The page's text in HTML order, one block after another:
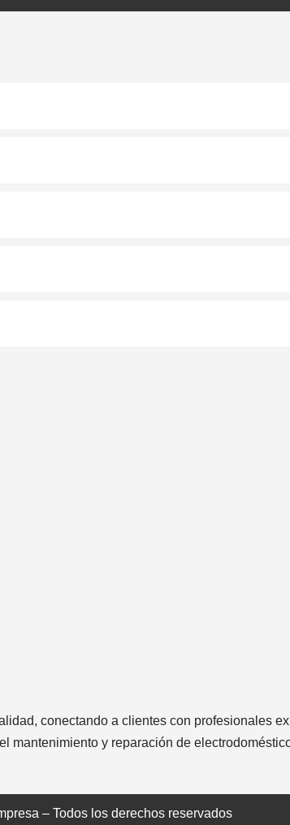
conectando a clientes con profesionales
mantenimiento y reparación de
– Todos los derechos reservados